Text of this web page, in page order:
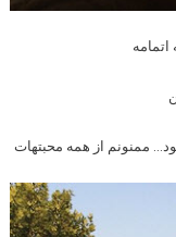
ممنونم از همه محبتهات